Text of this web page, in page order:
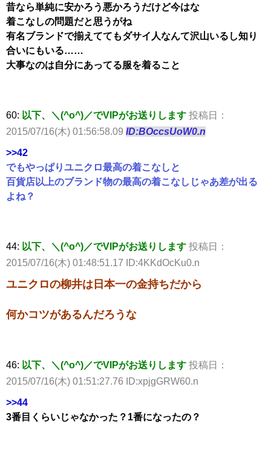
昔なら単純に安かろう悪かろうだけど今はな
着こなしの問題だと思うがね
有名ブランドで揃えててもダサイ人なんて沢山いるし知り
合いにもいる……
大事なのは自分にあってる服を着ること
60: 以下、＼(^o^)／でVIPがお送りします 投稿日：
2015/07/16(木) 01:56:58.09 ID:BOccsUoW0.n
>>42
でもやっぱりユニクロ最高の着こなしと
百貨店以上のブランド物の最高の着こなしじゃあ差が出る
よね？
44: 以下、＼(^o^)／でVIPがお送りします 投稿日：
2015/07/16(木) 01:48:51.17 ID:4KKdOcKu0.n
ユニクロの柳井は日本一の金持ちだから
何かコツがあるんだろうな
46: 以下、＼(^o^)／でVIPがお送りします 投稿日：
2015/07/16(木) 01:51:27.76 ID:xpjgGRW60.n
>>44
3番目くらいじゃなかった？1番になったの？